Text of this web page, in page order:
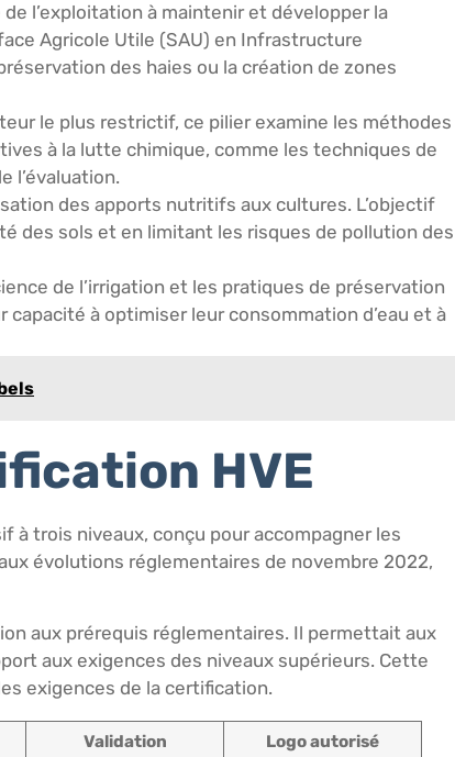
l’exploitation à maintenir et développer la
Agricole Utile (SAU) en Infrastructure
des haies ou la création de zones
le plus restrictif, ce pilier examine les méthodes
à la lutte chimique, comme les techniques de
l’évaluation.
des apports nutritifs aux cultures. L’objectif
des sols et en limitant les risques de pollution des
de l’irrigation et les pratiques de préservation
à optimiser leur consommation d’eau et à
HVE
à trois niveaux, conçu pour accompagner les
évolutions réglementaires de novembre 2022,
aux prérequis réglementaires. Il permettait aux
aux exigences des niveaux supérieurs. Cette
exigences de la certification.
Validation Logo autorisé